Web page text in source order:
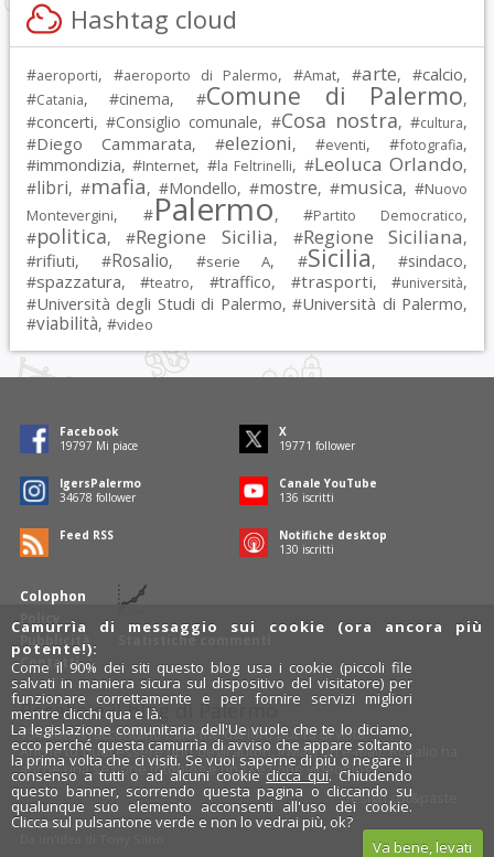
Hashtag cloud
#aeroporti, #aeroporto di Palermo, #Amat, #arte, #calcio,
#Catania, #cinema, #Comune di Palermo,
#concerti, #Consiglio comunale, #Cosa nostra, #cultura,
#Diego Cammarata, #elezioni, #eventi, #fotografia,
#immondizia, #Internet, #la Feltrinelli, #Leoluca Orlando,
#libri, #mafia, #Mondello, #mostre, #musica, #Nuovo
Montevergini, #Palermo, #Partito Democratico,
#politica, #Regione Sicilia, #Regione Siciliana,
#rifiuti, #Rosalio, #serie A, #Sicilia, #sindaco,
#spazzatura, #teatro, #traffico, #trasporti, #università,
#Università degli Studi di Palermo, #Università di Palermo,
#viabilità, #video
Colophon
Policy
Pubblicità
Contatti
Statistiche commenti
Facebook
19797 Mi piace
X
19771 follower
IgersPalermo
34678 follower
Canale YouTube
136 iscritti
Feed RSS
Notifiche desktop
130 iscritti
Rosalio è il blog di Palermo
754 autoriraccontano Palermo dal loro punto di vista.
Anche tu puoi essere uno degli autori: inviaci un' e-mail. Rosalio ha
anche una sezionefotobloge una sezionevideoblog.
Designcut&paste
Rosalio.it
Camurrìa di messaggio sui cookie (ora ancora più
potente!):
Come il 90% dei siti questo blog usa i cookie (piccoli file
salvati in maniera sicura sul dispositivo del visitatore) per
funzionare correttamente e per fornire servizi migliori
mentre clicchi qua e là.
La legislazione comunitaria dell'Ue vuole che te lo diciamo,
ecco perché questa camurrìa di avviso che appare soltanto
la prima volta che ci visiti. Se vuoi saperne di più o negare il
consenso a tutti o ad alcuni cookie clicca qui. Chiudendo
questo banner, scorrendo questa pagina o cliccando su
qualunque suo elemento acconsenti all'uso dei cookie.
Clicca sul pulsantone verde e non lo vedrai più, ok?
Va bene, levati